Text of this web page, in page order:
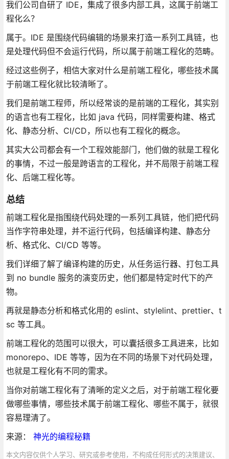
我们公司自研了 IDE，集成了很多内部工具，这属于前端工
程化么？
属于。IDE 是围绕代码编辑的场景来打造一系列工具链，也
是处理代码但不会运行代码，所以属于前端工程化的范畴。
经过这些例子，相信大家对什么是前端工程化，哪些技术属
于前端工程化就比较清晰了。
我们是前端工程师，所以经常谈的是前端的工程化，其实别
的语言也有工程化，比如 java 代码，同样需要构建、格式
化、静态分析、CI/CD，所以也有工程化的概念。
其实大公司都会有一个工程效能部门，他们做的就是工程化
的事情，不过一般是跨语言的工程化，并不局限于前端工程
化、后端工程化等。
总结
前端工程化是指围绕代码处理的一系列工具链，他们把代码
当作字符串处理，并不运行代码，包括编译构建、静态分
析、格式化、CI/CD 等等。
我们详细了解了编译构建的历史，从任务运行器、打包工具
到 no bundle 服务的演变历史，他们都是特定时代下的产
物。
再就是静态分析和格式化用的 eslint、stylelint、prettier、t
sc 等工具。
前端工程化的范围可以很大，可以囊括很多工具进来，比如
monorepo、IDE 等等，因为在不同的场景下对代码处理，
也就是工程化有不同的需求。
当你对前端工程化有了清晰的定义之后，对于前端工程化要
做哪些事情，哪些技术属于前端工程化、哪些不属于，就很
容易理清了。
来源： 神光的编程秘籍
本文内容仅供个人学习、研究或参考使用，不构成任何形式的决策建议、